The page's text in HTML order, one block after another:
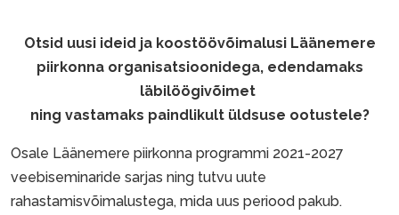
Otsid uusi ideid ja koostöövõimalusi Läänemere
piirkonna organisatsioonidega, edendamaks
läbilöögivõimet
ning vastamaks paindlikult üldsuse ootustele?
Osale Läänemere piirkonna programmi 2021-2027
veebiseminaride sarjas ning tutvu uute
rahastamisvõimalustega, mida uus periood pakub.